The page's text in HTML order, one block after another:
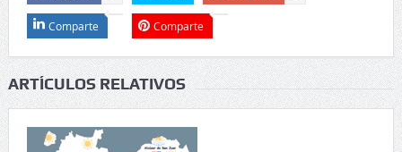
Comparte Comparte
ARTÍCULOS RELATIVOS